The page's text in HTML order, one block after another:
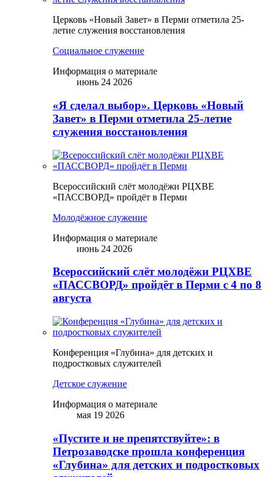
Церковь «Новый Завет» в Перми отметила 25-
летие служения восстановления
Социальное служение
Информация о материале
июнь 24 2026
«Я сделал выбор». Церковь «Новый
Завет» в Перми отметила 25-летие
служения восстановления
Всероссийский слёт молодёжи РЦХВЕ
«ПАССВОРД» пройдёт в Перми
Молодёжное служение
Информация о материале
июнь 24 2026
Всероссийский слёт молодёжи РЦХВЕ
«ПАССВОРД» пройдёт в Перми с 4 по 8
августа
Конференция «Глубина» для детских и
подростковых служителей
Детское служение
Информация о материале
мая 19 2026
«Пустите и не препятствуйте»: в
Петрозаводске прошла конференция
«Глубина» для детских и подростковых